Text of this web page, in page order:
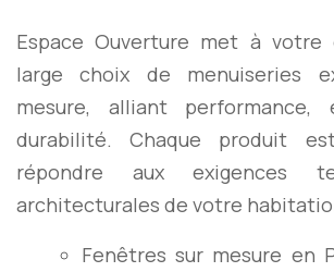
Espace Ouverture met à votre
large choix de menuiseries
mesure, alliant performance,
durabilité. Chaque produit
répondre aux exigences
architecturales de votre
Fenêtres sur mesure en